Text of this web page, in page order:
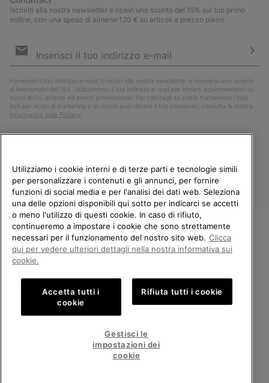
Iscriviti alla nostra newsletter e ricevi uno sconto del 15% sul tuo primo
ordine, con una spesa di almeno 120 € su articoli a prezzo pieno.
e-
Fornendo il tuo indirizzo e-mail, ti iscrivi alla nostra newsletter e riceverai uno sconto
di benvenuto del 15%. Utilizzeremo il tuo indirizzo e-mail per inviarti aggiornamenti su
nuovi arrivi, offerte ed eventi promozionali. Per i dettagli su come tratteremo i tuoi
dati per scopi di marketing e su come puoi ritirare il tuo consenso, consulta la nostra
Informativa sulla Privacy
Italia
©2026Columbia Sportswear Company. Avenue des Morgines, 12 1213
Petit-Lancy Switzerland. Tutti i diritti riservati.
Politica sulla privacy Termini di utilizzo
Condizioni Generali di Vendita Cookies
Public CBCR
Servizio clienti: Lun. - Ven. 9:00 - 13:00 & 14:00 - 18:00
BENVENUTO/A IN SOREL.
SELEZIONA IL TUO PAESE DI
Shopping online disponibile
Utilizziamo i cookie interni e di terze parti e tecnologie simili
per personalizzare i contenuti e gli annunci, per fornire
funzioni di social media e per l'analisi dei dati web. Seleziona
una delle opzioni disponibili qui sotto per indicarci se accetti
o meno l'utilizzo di questi cookie. In caso di rifiuto,
continueremo a impostare i cookie che sono strettamente
necessari per il funzionamento del nostro sito web. Clicca
qui per vedere ulteriori dettagli nella nostra informativa sui
cookie.
Accetta tutti i
cookie
Rifiuta tutti i cookie
Gestisci le
impostazioni dei
cookie